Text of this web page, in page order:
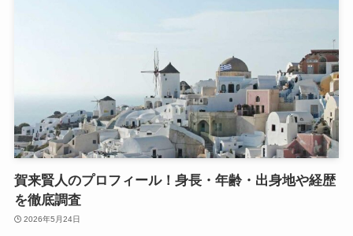
賀来賢人のプロフィール！身長・年齢・出身地や経歴
を徹底調査
2026年5月24日